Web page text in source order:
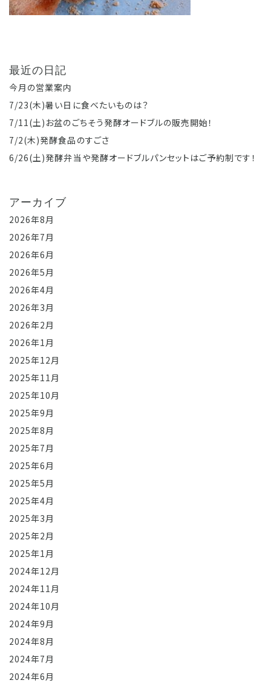
最近の日記
今月の営業案内
7/23(木)暑い日に食べたいものは？
7/11(土)お盆のごちそう発酵オードブルの販売開始！
7/2(木)発酵食品のすごさ
6/26(土)発酵弁当や発酵オードブルパンセットはご予約制です！
アーカイブ
2026年8月
2026年7月
2026年6月
2026年5月
2026年4月
2026年3月
2026年2月
2026年1月
2025年12月
2025年11月
2025年10月
2025年9月
2025年8月
2025年7月
2025年6月
2025年5月
2025年4月
2025年3月
2025年2月
2025年1月
2024年12月
2024年11月
2024年10月
2024年9月
2024年8月
2024年7月
2024年6月